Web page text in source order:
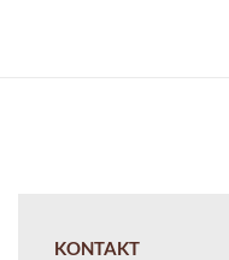
KONTAKT